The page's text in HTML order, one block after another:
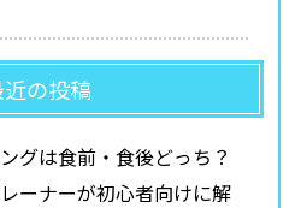
の投稿
グは食前・食後どっち？
ーナーが初心者向けに解